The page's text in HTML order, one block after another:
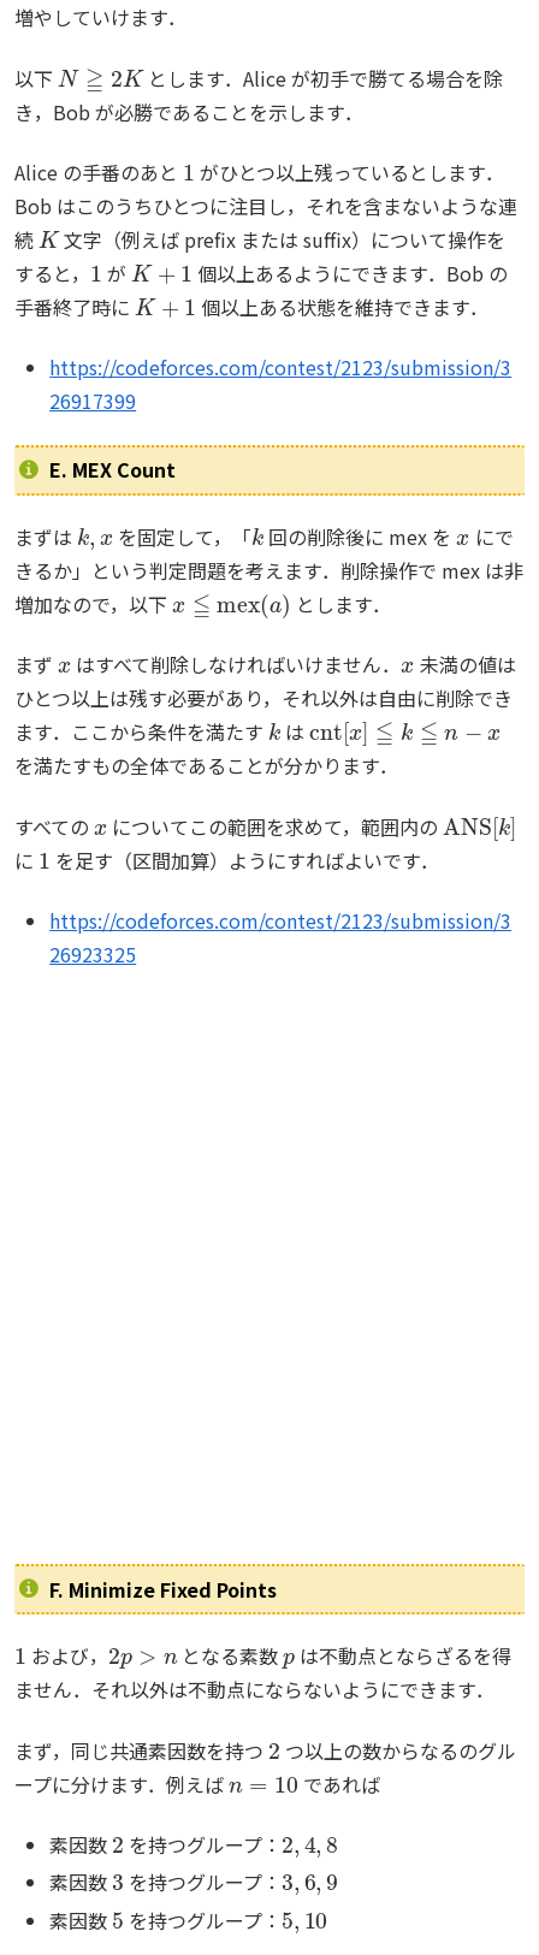
増やしていけます．
以下
とします．Alice が初手で勝てる場合を除
き，Bob が必勝であることを示します．
Alice の手番のあと
がひとつ以上残っているとします．
Bob はこのうちひとつに注目し，それを含まないような連
続
K
文字（例えば prefix または suffix）について操作を
すると，
1
が
K+1
個以上あるようにできます．Bob の
手番終了時に
K +1
個以上ある状態を維持できます．
https://codeforces.com/contest/2123/submission/3
26917399
E. MEX Count
まずは を固定して，「 回の削除後に mex を
にで
きるか」という判定問題を考えます．削除操作で mex は非
増加なので，以下
x≦mex(a)
とします．
まず はすべて削除しなければいけません．
未満の値は
ひとつ以上は残す必要があり，それ以外は自由に削除でき
ます．ここから条件を満たす
は
cnt[x]≦k≦n−x
を満たすもの全体であることが分かります．
すべての についてこの範囲を求めて，範囲内の
[ k]
に
1
を足す（区間加算）ようにすればよいです．
https://codeforces.com/contest/2123/submission/3
26923325
F. Minimize Fixed Points
および， となる素数
は不動点とならざるを得
ません．それ以外は不動点にならないようにできます．
まず，同じ共通素因数を持つ
つ以上の数からなるのグル
ープに分けます．例えば
n=10
であれば
素因数 を持つグループ：
素因数
3
を持つグループ：
3, 6, 9
素因数
5
を持つグループ：
5, 10